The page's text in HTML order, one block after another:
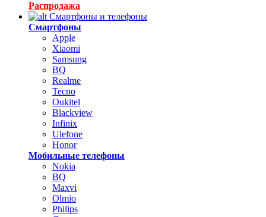
Распродажа
Смартфоны и телефоны
Смартфоны
Apple
Xiaomi
Samsung
BQ
Realme
Tecno
Oukitel
Blackview
Infinix
Ulefone
Honor
Мобильные телефоны
Nokia
BQ
Maxvi
Olmio
Philips